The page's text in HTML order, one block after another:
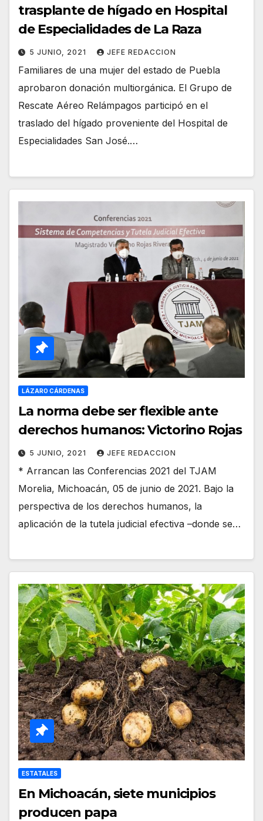
trasplante de hígado en Hospital
de Especialidades de La Raza
5 JUNIO, 2021 JEFE REDACCION
Familiares de una mujer del estado de Puebla
aprobaron donación multiorgánica. El Grupo de
Rescate Aéreo Relámpagos participó en el
traslado del hígado proveniente del Hospital de
Especialidades San José.…
LÁZARO CÁRDENAS
La norma debe ser flexible ante
derechos humanos: Victorino Rojas
5 JUNIO, 2021 JEFE REDACCION
* Arrancan las Conferencias 2021 del TJAM
Morelia, Michoacán, 05 de junio de 2021. Bajo la
perspectiva de los derechos humanos, la
aplicación de la tutela judicial efectiva –donde se…
ESTATALES
En Michoacán, siete municipios
producen papa